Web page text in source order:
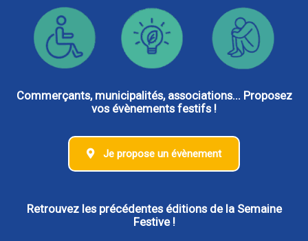
Commerçants, municipalités, associations... Proposez
vos évènements festifs !
Je propose un évènement
Retrouvez les précédentes éditions de la Semaine
Festive !